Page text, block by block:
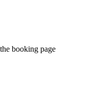
booking page